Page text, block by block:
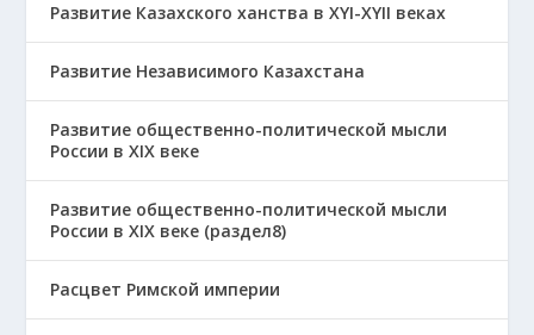
Развитие Казахского ханства в ХҮІ-ХҮІІ веках
Развитие Независимого Казахстана
Развитие общественно-политической мысли
России в XIX веке
Развитие общественно-политической мысли
России в XIX веке (раздел8)
Расцвет Римской империи